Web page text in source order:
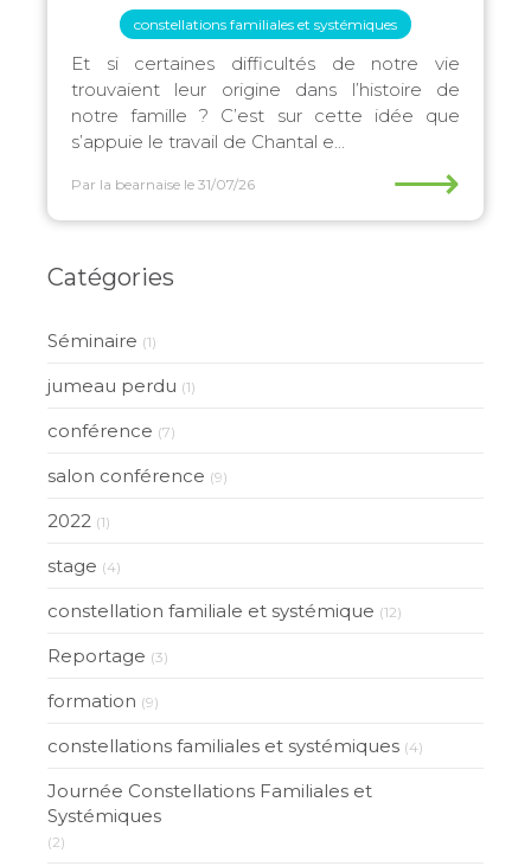
constellations familiales et systémiques
Et si certaines difficultés de notre vie
trouvaient leur origine dans l’histoire de
notre famille ? C’est sur cette idée que
s’appuie le travail de Chantal e...
Par la bearnaise le 31/07/26 ⟶
Catégories
Séminaire (1)
jumeau perdu (1)
conférence (7)
salon conférence (9)
2022 (1)
stage (4)
constellation familiale et systémique (12)
Reportage (3)
formation (9)
constellations familiales et systémiques (4)
Journée Constellations Familiales et
Systémiques
(2)